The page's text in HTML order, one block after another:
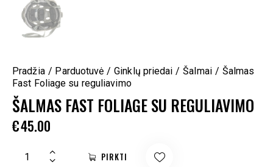
Pradžia Parduotuvė Ginklų priedai Šalmai
Šalmas
Fast Foliage su reguliavimo
ŠALMAS FAST FOLIAGE SU REGULIAVIMO
€45.00
PIRKTI